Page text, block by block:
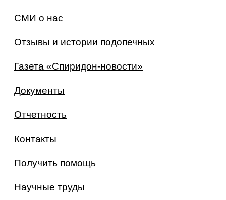
СМИ о нас
Отзывы и истории подопечных
Газета «Спиридон-новости»
Документы
Отчетность
Контакты
Получить помощь
Научные труды